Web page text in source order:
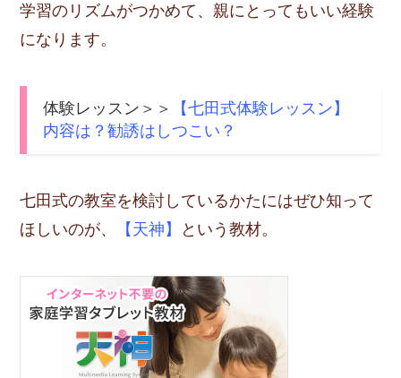
学習のリズムがつかめて、親にとってもいい経験
になります。
体験レッスン＞＞
【七田式体験レッスン】
内容は？勧誘はしつこい？
七田式の教室を検討しているかたにはぜひ知って
ほしいのが、
【天神】 という教材。